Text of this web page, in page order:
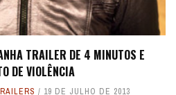
TRAILER DE 4 MINUTOS E
DE VIOLÊNCIA
19 DE JULHO DE 2013